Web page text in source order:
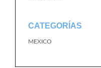
CATEGORÍAS
MEXICO